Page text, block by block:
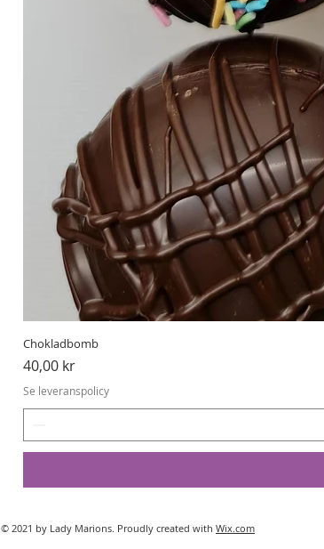
Chokladbomb
Pris
40,00 kr
Se leveranspolicy
© 2021 by Lady Marions. Proudly created with Wix.com